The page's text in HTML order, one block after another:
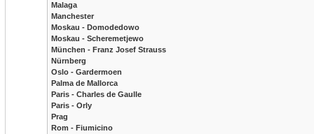
Malaga
Manchester
Moskau - Domodedowo
Moskau - Scheremetjewo
München - Franz Josef Strauss
Nürnberg
Oslo - Gardermoen
Palma de Mallorca
Paris - Charles de Gaulle
Paris - Orly
Prag
Rom - Fiumicino